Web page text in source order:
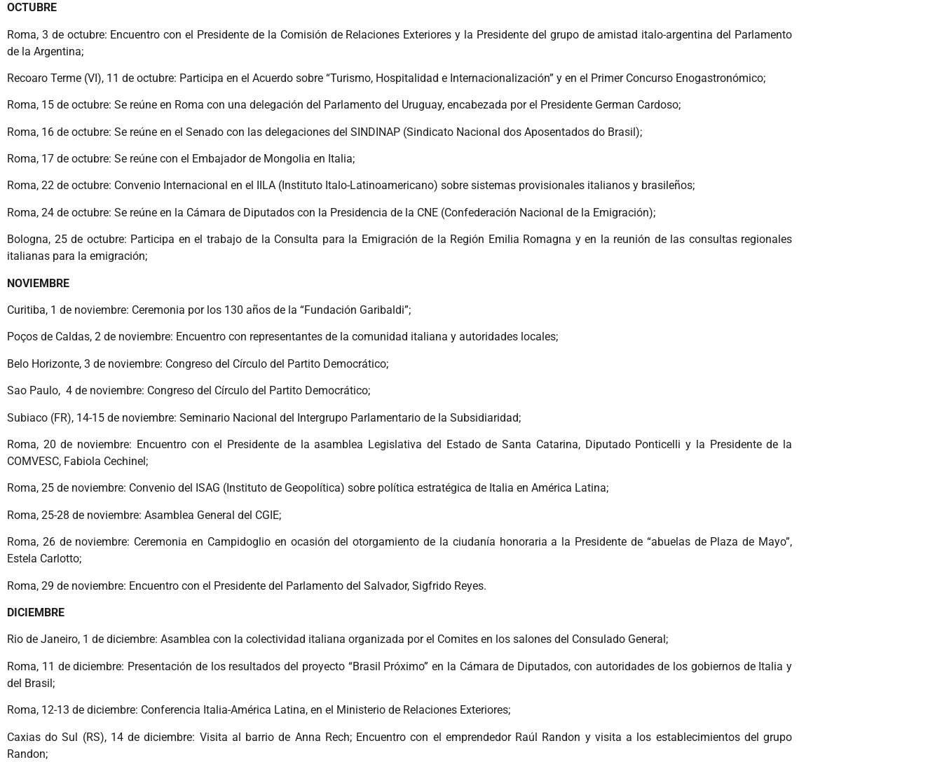
OCTUBRE
Roma, 3 de octubre: Encuentro con el Presidente de la Comisión de Relaciones Exteriores y la Presidente del grupo de amistad italo-argentina del Parlamento
de la Argentina;
Recoaro Terme (VI), 11 de octubre: Participa en el Acuerdo sobre “Turismo, Hospitalidad e Internacionalización” y en el Primer Concurso Enogastronómico;
Roma, 15 de octubre: Se reúne en Roma con una delegación del Parlamento del Uruguay, encabezada por el Presidente German Cardoso;
Roma, 16 de octubre: Se reúne en el Senado con las delegaciones del SINDINAP (Sindicato Nacional dos Aposentados do Brasil);
Roma, 17 de octubre: Se reúne con el Embajador de Mongolia en Italia;
Roma, 22 de octubre: Convenio Internacional en el IILA (Instituto Italo-Latinoamericano) sobre sistemas provisionales italianos y brasileños;
Roma, 24 de octubre: Se reúne en la Cámara de Diputados con la Presidencia de la CNE (Confederación Nacional de la Emigración);
Bologna, 25 de octubre: Participa en el trabajo de la Consulta para la Emigración de la Región Emilia Romagna y en la reunión de las consultas regionales
italianas para la emigración;
NOVIEMBRE
Curitiba, 1 de noviembre: Ceremonia por los 130 años de la “Fundación Garibaldi”;
Poços de Caldas, 2 de noviembre: Encuentro con representantes de la comunidad italiana y autoridades locales;
Belo Horizonte, 3 de noviembre: Congreso del Círculo del Partito Democrático;
Sao Paulo, 4 de noviembre: Congreso del Círculo del Partito Democrático;
Subiaco (FR), 14-15 de noviembre: Seminario Nacional del Intergrupo Parlamentario de la Subsidiaridad;
Roma, 20 de noviembre: Encuentro con el Presidente de la asamblea Legislativa del Estado de Santa Catarina, Diputado Ponticelli y la Presidente de la
COMVESC, Fabiola Cechinel;
Roma, 25 de noviembre: Convenio del ISAG (Instituto de Geopolítica) sobre política estratégica de Italia en América Latina;
Roma, 25-28 de noviembre: Asamblea General del CGIE;
Roma, 26 de noviembre: Ceremonia en Campidoglio en ocasión del otorgamiento de la ciudanía honoraria a la Presidente de “abuelas de Plaza de Mayo”,
Estela Carlotto;
Roma, 29 de noviembre: Encuentro con el Presidente del Parlamento del Salvador, Sigfrido Reyes.
DICIEMBRE
Rio de Janeiro, 1 de diciembre: Asamblea con la colectividad italiana organizada por el Comites en los salones del Consulado General;
Roma, 11 de diciembre: Presentación de los resultados del proyecto “Brasil Próximo” en la Cámara de Diputados, con autoridades de los gobiernos de Italia y
del Brasil;
Roma, 12-13 de diciembre: Conferencia Italia-América Latina, en el Ministerio de Relaciones Exteriores;
Caxias do Sul (RS), 14 de diciembre: Visita al barrio de Anna Rech; Encuentro con el emprendedor Raúl Randon y visita a los establecimientos del grupo
Randon;